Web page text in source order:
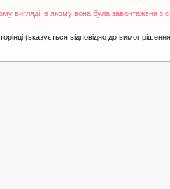
вигляді, в якому вона була завантажена з
(вказується відповідно до вимог